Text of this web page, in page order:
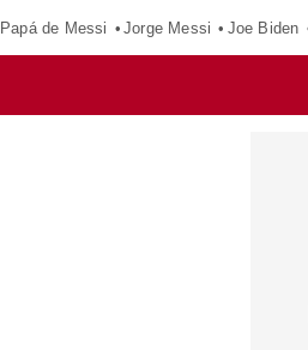
Papá de Messi Jorge Messi Joe Biden